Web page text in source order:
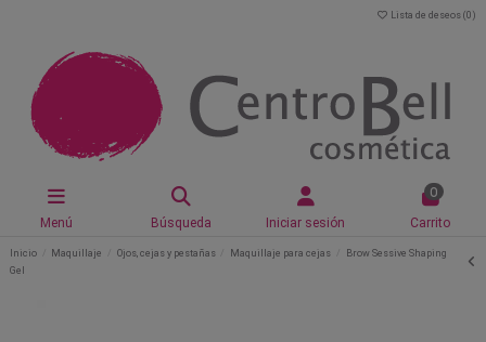
Lista de deseos (0 )
Menú Búsqueda Iniciar sesión
0
Carrito
Inicio Maquillaje Ojos, cejas y pestañas Maquillaje para cejas
Brow Sessive Shaping
Gel